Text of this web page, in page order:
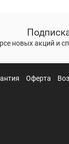
новых акций и
Оферта